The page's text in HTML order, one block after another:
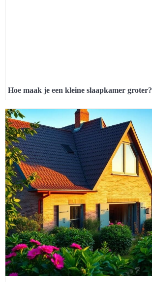
Hoe maak je een kleine slaapkamer groter?